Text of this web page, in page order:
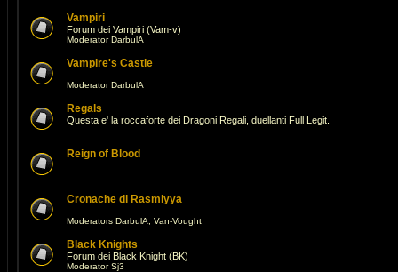
Vampiri
Forum dei Vampiri (Vam-v)
ModeratorDarbulA
Vampire's Castle
ModeratorDarbulA
Regals
Questa e' la roccaforte dei Dragoni Regali, duellanti Full Legit.
Reign of Blood
Cronache di Rasmiyya
Moderators DarbulA Van-Vought
Black Knights
Forum dei Black Knight (BK)
ModeratorSj3